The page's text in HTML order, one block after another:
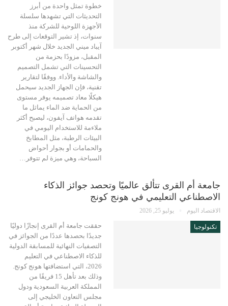
خطوة تمثل واحدة من أبرز
التحديثات التي تشهدها سلسلة
الأجهزة اللوحية للشركة منذ
سنوات، إذ تشير التوقعات إلى طرح
آيباد ميني الجديد خلال شهر أكتوبر
المقبل، مزودًا بحزمة من
التحسينات التي تشمل التصميم
والشاشة والأداء. ووفقًا لتقارير
تقنية، فإن الجهاز الجديد سيحمل
هيكلًا معاد تصميمه يوفر مستوى
من الحماية ضد الماء يماثل ما
تقدمه هواتف آيفون، ليصبح أكثر
ملاءمة للاستخدام اليومي في
البيئات الرطبة، مثل المطابخ
والحمامات أو بجوار أحواض
السباحة، وهي ميزة لم تتوفر…
جامعة أم القرى تتألق عالميًا وتحصد جوائز الذكاء
الاصطناعي التعليمي في هونج كونج
الاقتصاد اليوم يوليو 25, 2026
تكنولوجيا
حققت جامعة أم القرى إنجازًا دوليًا
جديدًا بحصدها عددًا من الجوائز في
التصفيات النهائية للمسابقة الدولية
للذكاء الاصطناعي في التعليم
2026، التي استضافتها هونج كونج.
وذلك بعد تأهل 15 فريقًا من
المملكة العربية السعودية ودول
مجلس التعاون الخليجي إلى